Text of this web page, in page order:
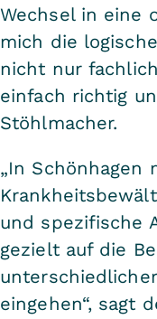
Wechsel in eine
mich die
nicht nur
einfach richtig
Stöhlmacher.
„In Schönhagen
und spezifische
gezielt auf die
eingehen“, sagt